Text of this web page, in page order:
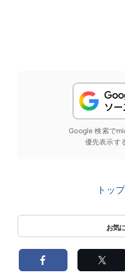
Google 検索で
優先表示す
トッ